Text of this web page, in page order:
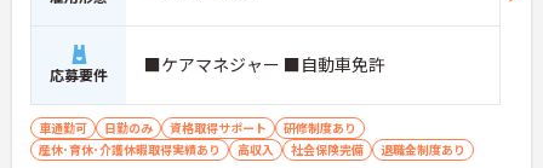
応募要件 ■ケアマネジャー ■自動車免許
車通勤可 日勤のみ 資格取得サポート
研修制度あり
産休･育休･介護休暇取得実績あり
高収入 社会保険完備 退職金制度あり